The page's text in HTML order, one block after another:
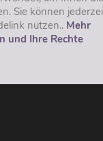
Sie können
nutzen.. Mehr
und Ihre Rechte